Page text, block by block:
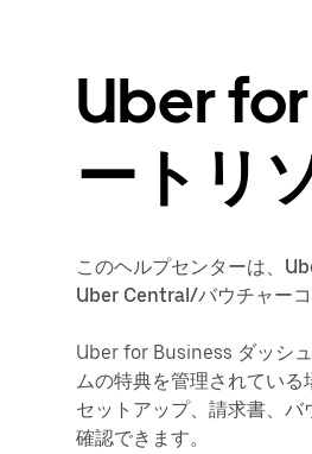
Uber
ートリ
このヘルプセンターは、
Uber Central/バウチャー
Uber for Business ダッシ
ムの特典を管理されてい
セットアップ、請求書、
確認できます。